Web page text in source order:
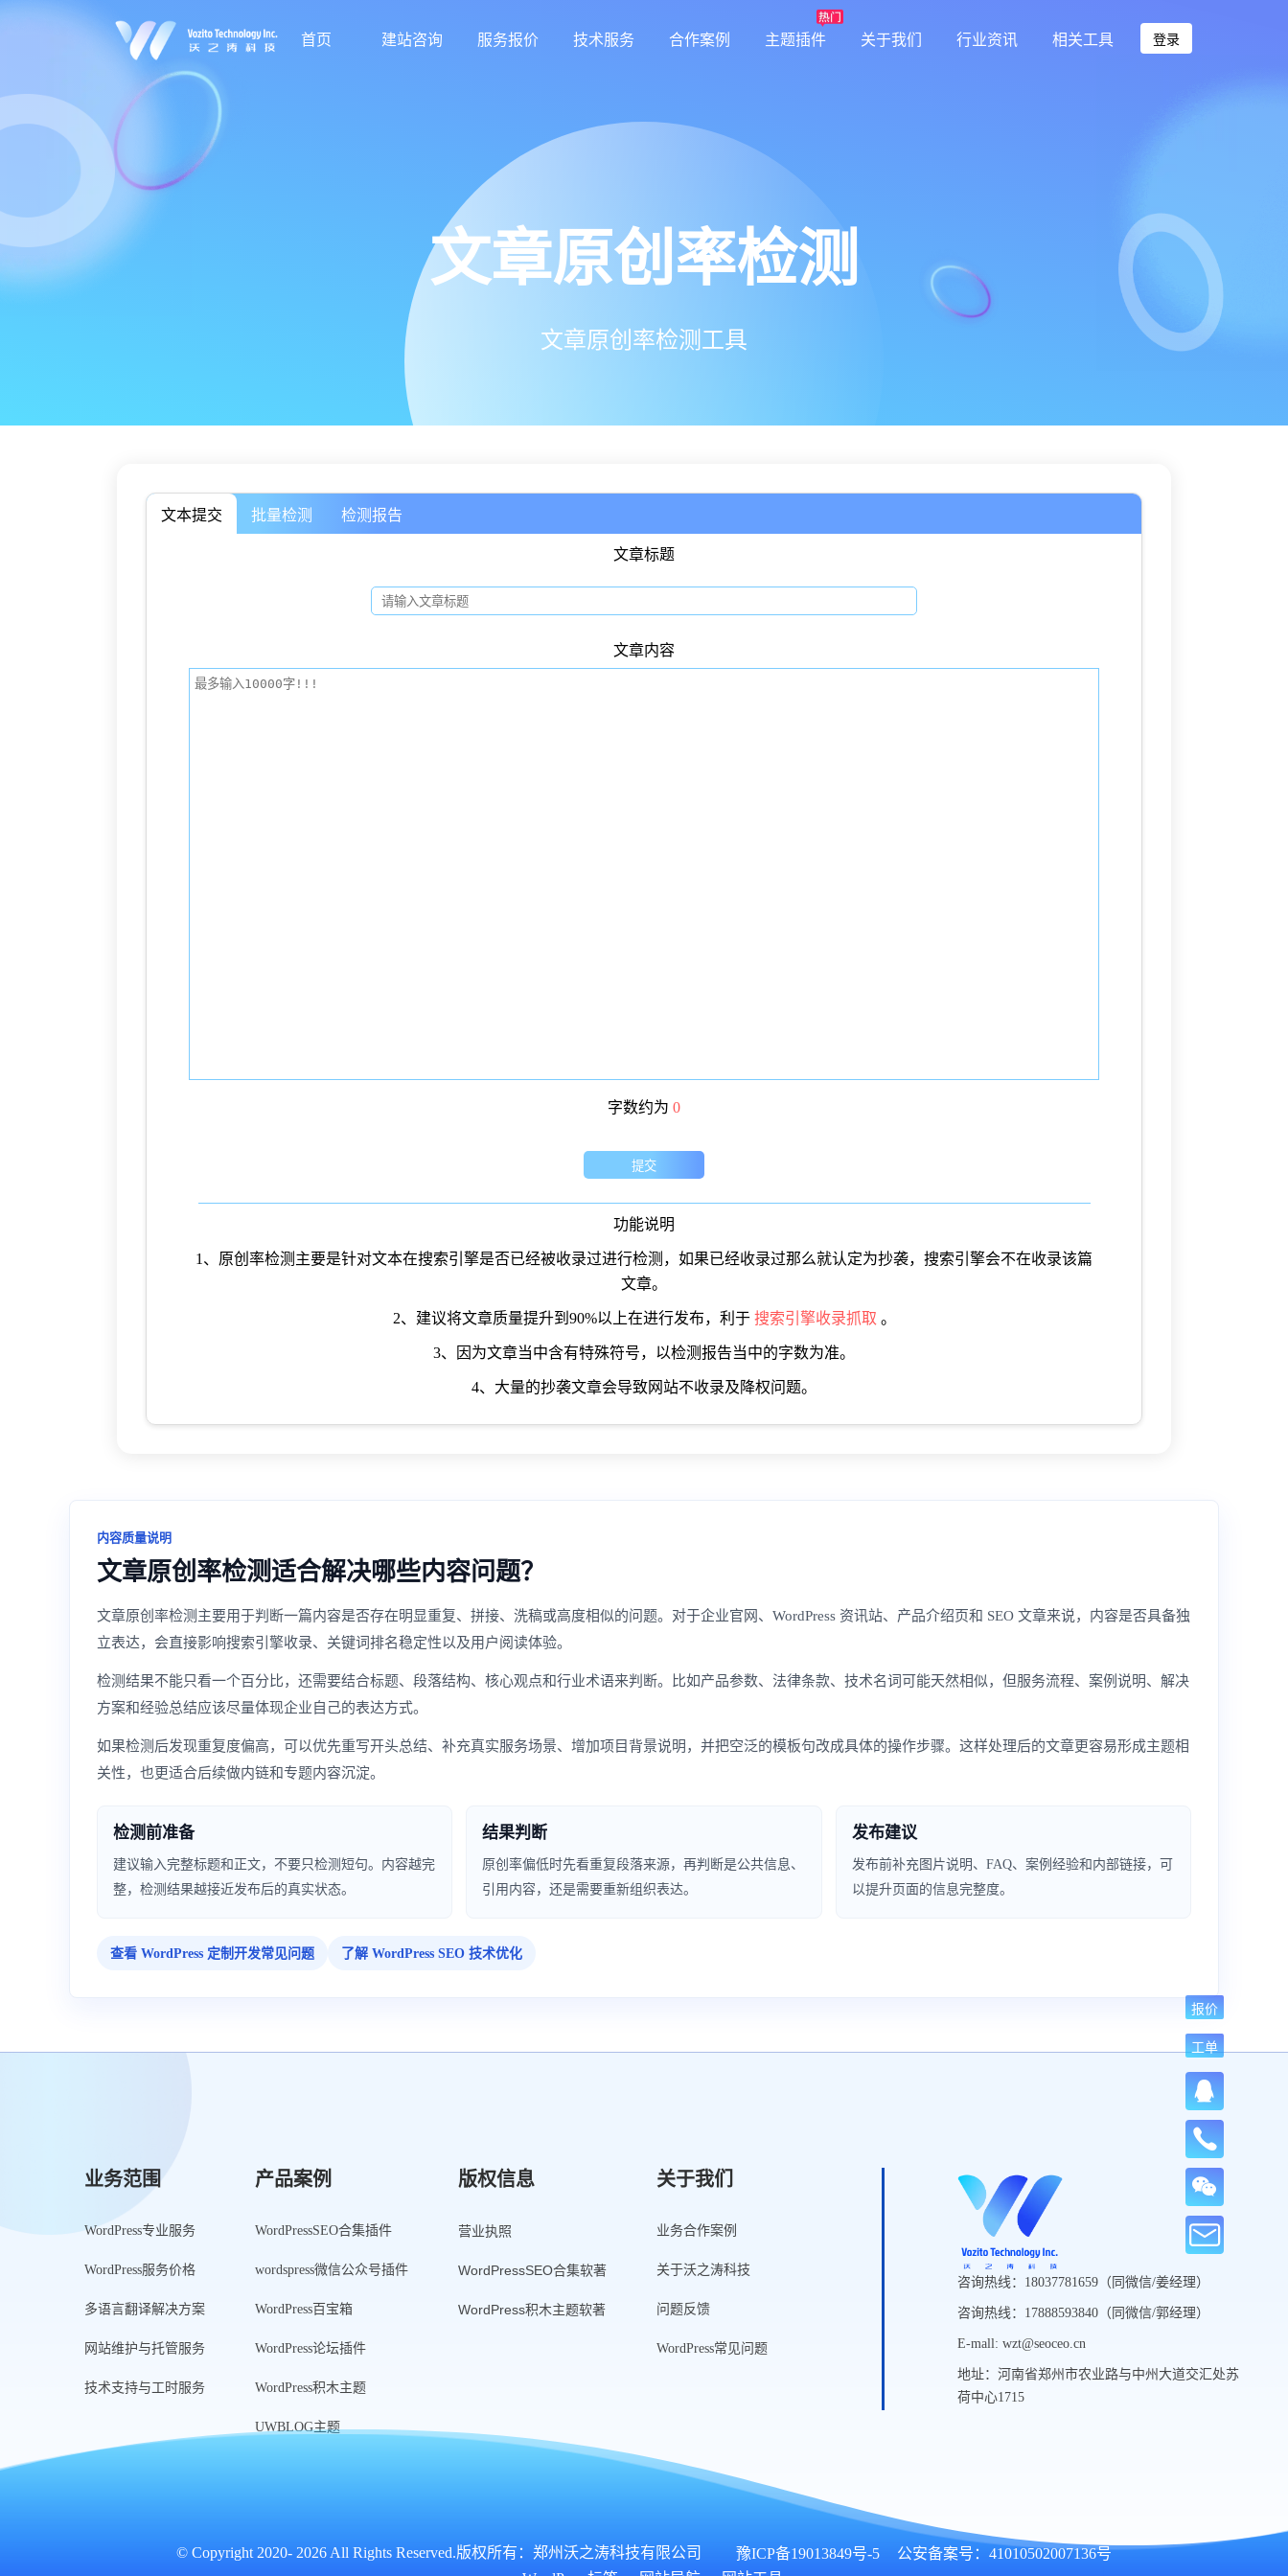
首页 建站咨询 服务报价 技术服务 合作案例 主题插件 关于我们 行业资讯 相关工具 登录
文章原创率检测
文章原创率检测工具
文本提交 批量检测 检测报告
文章标题
文章内容
字数约为 0
提交
功能说明
1、原创率检测主要是针对文本在搜索引擎是否已经被收录过进行检测，如果已经收录过那么就认定为抄袭，搜索引擎会不在收录该篇
文章。
2、建议将文章质量提升到90%以上在进行发布，利于 搜索引擎收录抓取 。
3、因为文章当中含有特殊符号，以检测报告当中的字数为准。
4、大量的抄袭文章会导致网站不收录及降权问题。
内容质量说明
文章原创率检测适合解决哪些内容问题？
文章原创率检测主要用于判断一篇内容是否存在明显重复、拼接、洗稿或高度相似的问题。对于企业官网、WordPress 资讯站、产品介绍页和 SEO 文章来说，内容是否具备独
立表达，会直接影响搜索引擎收录、关键词排名稳定性以及用户阅读体验。
检测结果不能只看一个百分比，还需要结合标题、段落结构、核心观点和行业术语来判断。比如产品参数、法律条款、技术名词可能天然相似，但服务流程、案例说明、解决
方案和经验总结应该尽量体现企业自己的表达方式。
如果检测后发现重复度偏高，可以优先重写开头总结、补充真实服务场景、增加项目背景说明，并把空泛的模板句改成具体的操作步骤。这样处理后的文章更容易形成主题相
关性，也更适合后续做内链和专题内容沉淀。
检测前准备
建议输入完整标题和正文，不要只检测短句。内容越完
整，检测结果越接近发布后的真实状态。
结果判断
原创率偏低时先看重复段落来源，再判断是公共信息、
引用内容，还是需要重新组织表达。
发布建议
发布前补充图片说明、FAQ、案例经验和内部链接，可
以提升页面的信息完整度。
查看 WordPress 定制开发常见问题 了解 WordPress SEO 技术优化
业务范围
WordPress专业服务
WordPress服务价格
多语言翻译解决方案
网站维护与托管服务
技术支持与工时服务
产品案例
WordPressSEO合集插件
wordspress微信公众号插件
WordPress百宝箱
WordPress论坛插件
WordPress积木主题
UWBLOG主题
版权信息
营业执照
WordPressSEO合集软著
WordPress积木主题软著
关于我们
业务合作案例
关于沃之涛科技
问题反馈
WordPress常见问题
咨询热线：18037781659（同微信/姜经理）
咨询热线：17888593840（同微信/郭经理）
E-mall: wzt@seoceo.cn
地址：河南省郑州市农业路与中州大道交汇处苏
荷中心1715
© Copyright 2020- 2026 All Rights Reserved.版权所有：郑州沃之涛科技有限公司 豫ICP备19013849号-5
公安备案号：41010502007136号
报价
工单